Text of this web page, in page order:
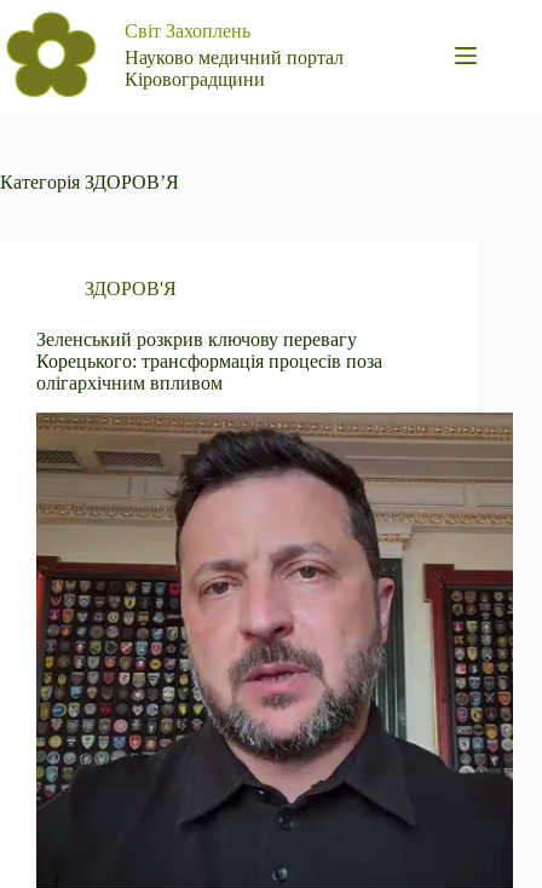
Перейти
до
вмісту
Світ Захоплень
Науково медичний портал
Кіровоградщини
Категорія ЗДОРОВ’Я
ЗДОРОВ'Я
Зеленський розкрив ключову перевагу
Корецького: трансформація процесів поза
олігархічним впливом